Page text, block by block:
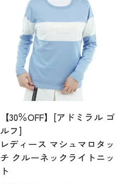
【30％OFF】[アドミラル ゴ
ルフ]
レディース マシュマロタッ
チ クルーネックライトニッ
ト